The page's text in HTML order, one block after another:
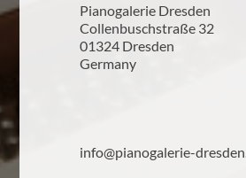
Pianogalerie Dresden
Collenbuschstraße 32
01324 Dresden
Germany
info@pianogalerie-